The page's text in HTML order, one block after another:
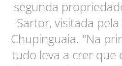
segunda
Sartor, visitada
Chupinguaia. "Na
tudo leva a crer que